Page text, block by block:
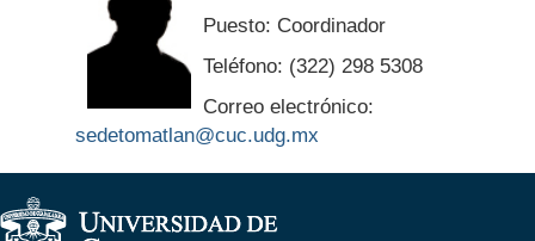
Puesto: Coordinador
Teléfono: (322) 298 5308
Correo electrónico:
sedetomatlan@cuc.udg.mx